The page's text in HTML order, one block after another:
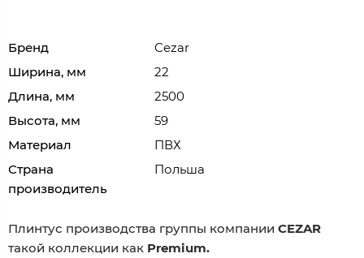
Бренд
Cezar
Ширина, мм
22
Длина, мм
2500
Высота, мм
59
Материал
ПВХ
Страна
производитель
Польша
Плинтус производства группы компании CEZAR
такой коллекции как Premium.